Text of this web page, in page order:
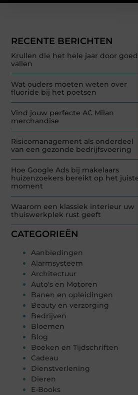
RECENTE BERICHTEN
Krullen die het hele jaar door goed
vallen
Wat ouders moeten weten over
fluoride bij het poetsen
Vind jouw perfecte AC Milan
merchandise
Risicomanagement als onderdeel
van een gezonde bedrijfsvoering
Hoe Google Ads bij makelaars
huizenzoekers bereikt op het
moment
Waarom een klassiek interieur uw
thuiswerkplek rust geeft
CATEGORIEËN
Aanbiedingen
Alarmsysteem
Architectuur
Auto's en Motoren
Banen en opleidingen
Beauty en verzorging
Bedrijven
Bloemen
Blog
Boeken en Tijdschriften
Cadeau
Dienstverlening
Dieren
E-Books